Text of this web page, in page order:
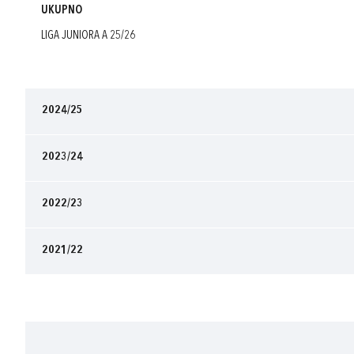
UKUPNO
LIGA JUNIORA A 25/26
2024/25
2023/24
2022/23
2021/22